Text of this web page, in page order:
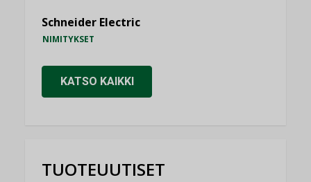
Schneider Electric
NIMITYKSET
KATSO KAIKKI
TUOTEUUTISET